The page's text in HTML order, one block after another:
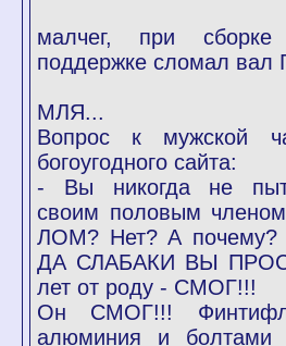
малчег, при
поддержке сломал вал
МЛЯ...
Вопрос к мужской
богоугодного сайта:
- Вы никогда не
своим половым
ЛОМ? Нет? А
ДА СЛАБАКИ ВЫ
лет от роду - СМОГ!!!
Он СМОГ!!!
алюминия и